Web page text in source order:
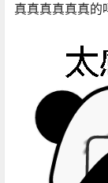
真真真真真真的